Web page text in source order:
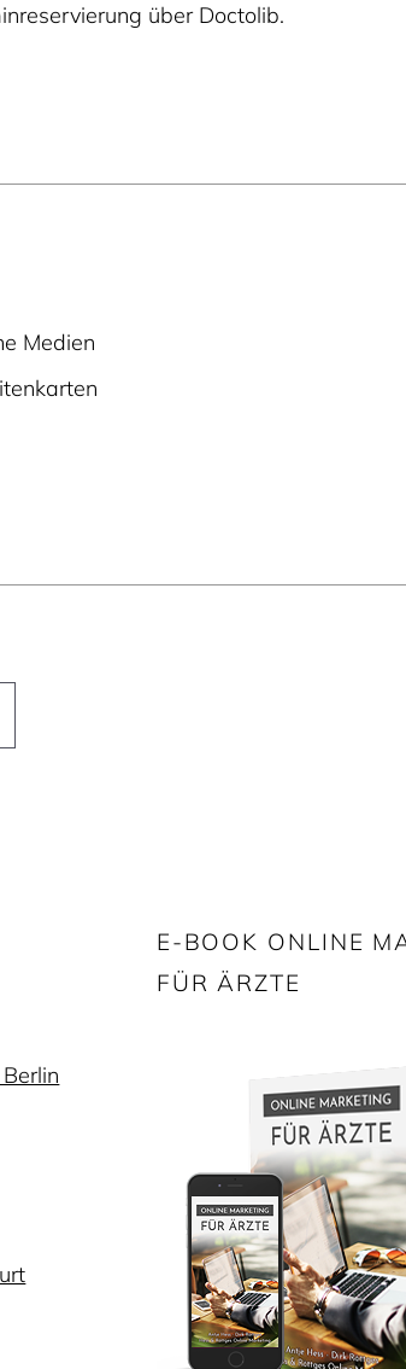
über Doctolib.
Medien
E-BOOK ONLINE
FÜR ÄRZTE